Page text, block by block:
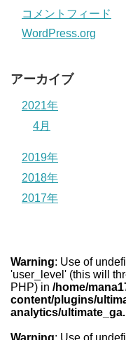
コメントフィード
WordPress.org
アーカイブ
2021年
4月
2019年
2018年
2017年
Warning: Use of
'user_level' (this will
PHP) in /home/
content/plugins/
analytics/
Warning: Use of